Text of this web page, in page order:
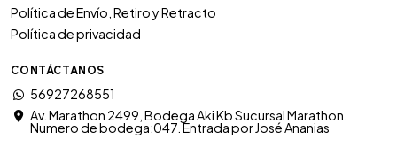
Política de Envío, Retiro y Retracto
Política de privacidad
CONTÁCTANOS
56927268551
Av. Marathon 2499, Bodega Aki Kb Sucursal Marathon.
Numero de bodega:047. Entrada por José Ananias